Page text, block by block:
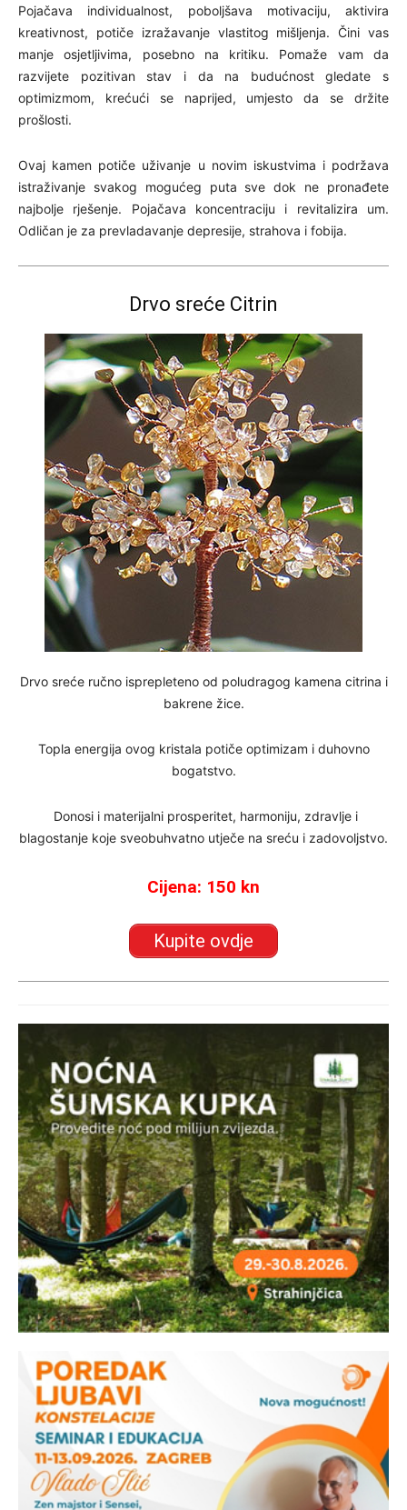
Pojačava individualnost, poboljšava motivaciju, aktivira
kreativnost, potiče izražavanje vlastitog mišljenja. Čini vas
manje osjetljivima, posebno na kritiku. Pomaže vam da
razvijete pozitivan stav i da na budućnost gledate s
optimizmom, krećući se naprijed, umjesto da se držite
prošlosti.
Ovaj kamen potiče uživanje u novim iskustvima i podržava
istraživanje svakog mogućeg puta sve dok ne pronađete
najbolje rješenje. Pojačava koncentraciju i revitalizira um.
Odličan je za prevladavanje depresije, strahova i fobija.
Drvo sreće Citrin
Drvo sreće ručno isprepleteno od poludragog kamena citrina i
bakrene žice.
Topla energija ovog kristala potiče optimizam i duhovno
bogatstvo.
Donosi i materijalni prosperitet, harmoniju, zdravlje i
blagostanje koje sveobuhvatno utječe na sreću i zadovoljstvo.
Cijena: 150 kn
Kupite ovdje